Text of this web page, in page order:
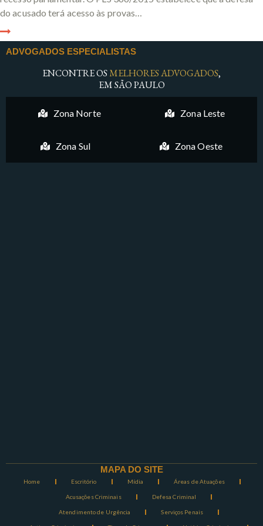
do acusado terá acesso às provas…
ADVOGADOS ESPECIALISTAS
ENCONTRE OSMELHORES ADVOGADOS,
EM SÃO PAULO
Zona Norte Zona Leste
Zona Sul Zona Oeste
MAPA DO SITE
Home Escritório Mídia Áreas de Atuações
Acusações Criminais Defesa Criminal
Atendimento de Urgência Serviços Penais